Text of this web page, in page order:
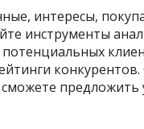
интересы,
инструменты
предложить